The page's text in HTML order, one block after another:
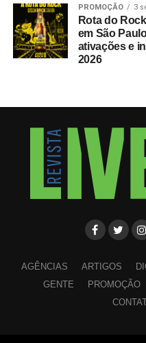
PROMOÇÃO 3
Rota do
em São
ativações e
2026
AGÊNCIAS ARTIGOS
GENTE
PROMOÇÃO